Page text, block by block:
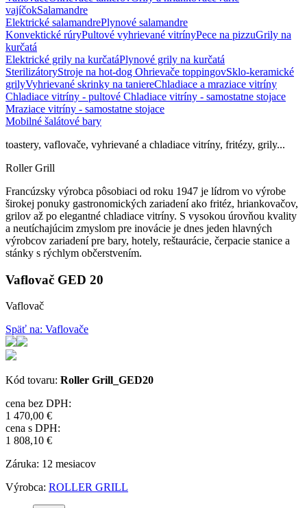
vajíčokSalamandre
Elektrické salamandrePlynové salamandre
Konvektické rúryPultové vyhrievané vitrínyPece na pizzuGrily na
kurčatá
Elektrické grily na kurčatáPlynové grily na kurčatá
SterilizátoryStroje na hot-dog Ohrievače toppingovSklo-keramické
grilyVyhrievané skrinky na taniereChladiace a mraziace vitríny
Chladiace vitríny - pultové Chladiace vitríny - samostatne stojace
Mraziace vitríny - samostatne stojace
Mobilné šalátové bary
toastery, vaflovače, vyhrievané a chladiace vitríny, fritézy, grily...
Roller Grill
Francúzsky výrobca pôsobiaci od roku 1947 je lídrom vo výrobe
širokej ponuky gastronomických zariadení ako fritéz, hriankovačov,
grilov až po elegantné chladiace vitríny. S vysokou úrovňou kvality
a neutíchajúcim zmyslom pre inovácie je dnes jeden hlavných
výrobcov zariadení pre bary, hotely, reštaurácie, čerpacie stanice a
stánky s rýchlym občerstvením.
Vaflovač GED 20
Vaflovač
Späť na: Vaflovače
Kód tovaru: Roller Grill_GED20
cena bez DPH:
1 470,00 €
cena s DPH:
1 808,10 €
Záruka: 12 mesiacov
Výrobca: ROLLER GRILL